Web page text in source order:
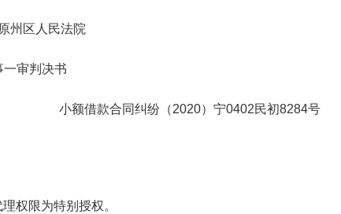
州区人民法院
一审判决书
小额借款合同纠纷（2020）宁0402民初8284号
权限为特别授权。